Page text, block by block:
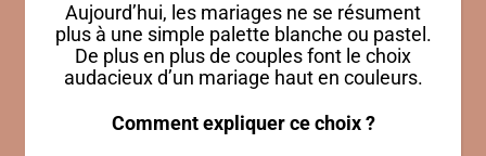
Aujourd’hui, les mariages ne se résument
plus à une simple palette blanche ou pastel.
De plus en plus de couples font le choix
audacieux d’un mariage haut en couleurs.
Comment expliquer ce choix ?